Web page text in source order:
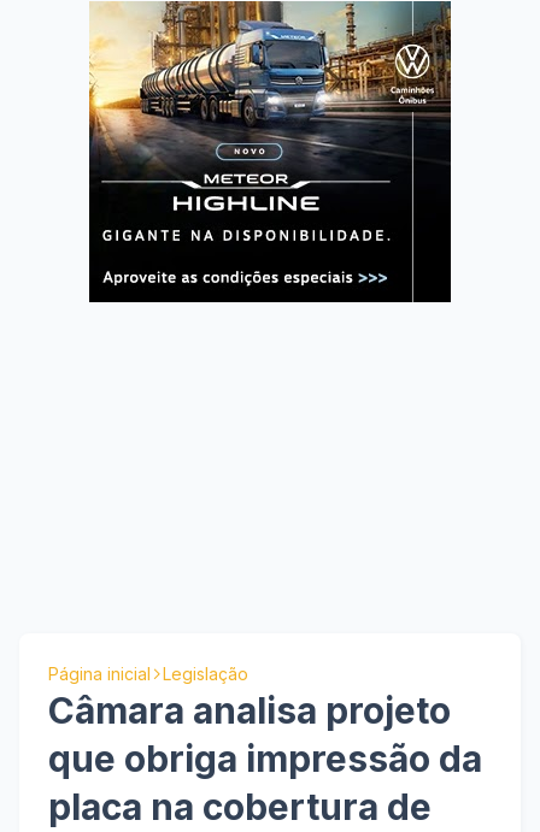
Página inicial Legislação
Câmara analisa projeto
que obriga impressão da
placa na cobertura de